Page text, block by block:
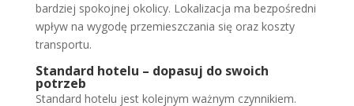
bardziej spokojnej okolicy. Lokalizacja ma bezpośredni
wpływ na wygodę przemieszczania się oraz koszty
transportu.
Standard hotelu – dopasuj do swoich
potrzeb
Standard hotelu jest kolejnym ważnym czynnikiem.